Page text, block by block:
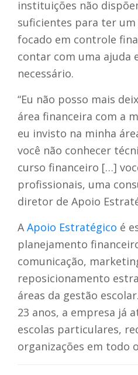
instituições não
suficientes para ter
focado em controle
contar com uma ajuda
necessário.
“Eu não posso mais
área financeira com a
eu invisto na minha
você não conhecer
curso financeiro […]
profissionais, uma
diretor de Apoio
A Apoio Estratégico é
planejamento
comunicação,
reposicionamento
áreas da gestão
23 anos, a empresa já
escolas particulares,
organizações em todo